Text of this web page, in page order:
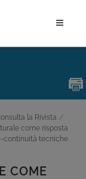
la Rivista /
come risposta
continuità tecniche
COME